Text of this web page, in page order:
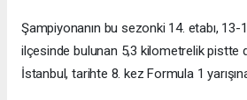
Şampiyonanın bu sezonki 14. etabı, 13-
ilçesinde bulunan 5,3 kilometrelik pistte
İstanbul, tarihte 8. kez Formula 1